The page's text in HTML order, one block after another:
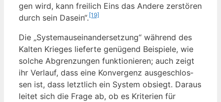
gen wird, kann frei­lich Eins das Ande­re zer­stö­ren
durch sein Dasein“.[19]
Die „Sys­tem­aus­ein­an­der­set­zung“ wäh­rend des
Kal­ten Krie­ges lie­fer­te genü­gend Bei­spie­le, wie
sol­che Abgren­zun­gen funk­tio­nie­ren; auch zeigt
ihr Ver­lauf, dass eine Kon­ver­genz aus­ge­schlos­
sen ist, dass letzt­lich ein Sys­tem obsiegt. Dar­aus
lei­tet sich die Fra­ge ab, ob es Kri­te­ri­en für